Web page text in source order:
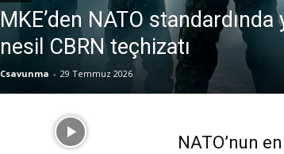
MKE’den NATO standardında
nesil CBRN teçhizatı
Csavunma - 29 Temmuz 2026
NATO’nun